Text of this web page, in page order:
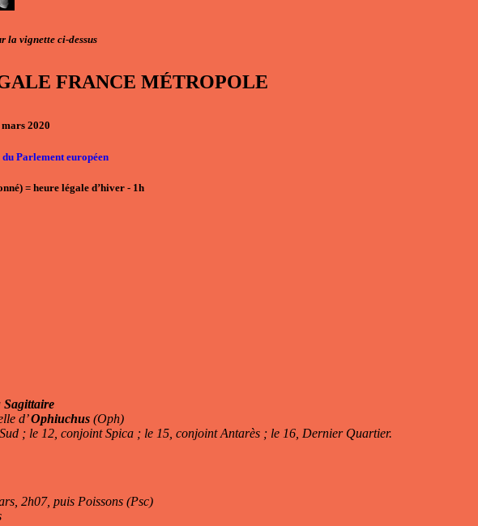
la vignette ci-dessus
FRANCE MÉTROPOLE
2020
du Parlement européen
= heure légale d’hiver - 1h
Sagittaire
d’Ophiuchus(Oph)
; le 12, conjoint Spica ; le 15, conjoint Antarès ; le 16, Dernier Quartier.
2h07, puis Poissons (Psc)